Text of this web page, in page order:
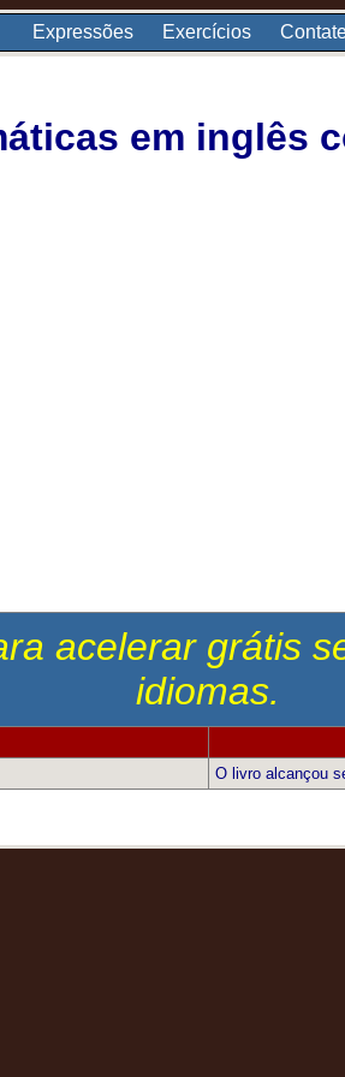
Expressões Exercícios
em inglês
acelerar grátis
idiomas.
O livro alcançou